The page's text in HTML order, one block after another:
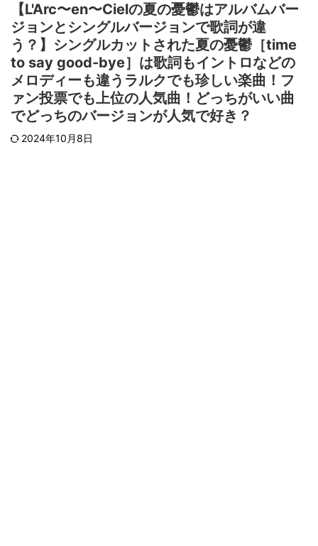
【L'Arc〜en〜Cielの夏の憂鬱はアルバムバー
ジョンとシングルバージョンで歌詞が違
う？】シングルカットされた夏の憂鬱［time
to say good-bye］は歌詞もイントロなどの
メロディーも違うラルクでも珍しい楽曲！フ
ァン投票でも上位の人気曲！どっちがいい曲
でどっちのバージョンが人気で好き？
2024年10月8日